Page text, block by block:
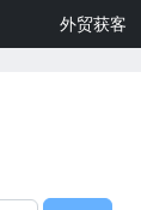
外贸获客